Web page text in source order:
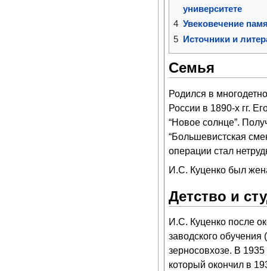
университете
4 Увековечение
5 Источники и
Семья
Родился в
России в 1890-х гг.
“Новое солнце”.
“Большевистская
операции стал
И.С. Куценко был
Детство и
И.С. Куценко после
заводского
зерносовхозе. В 1935
который окончил в